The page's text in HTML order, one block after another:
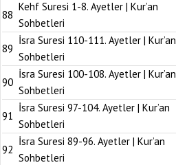
88
Kehf Suresi 1-8. Ayetler | Kur’an
Sohbetleri
89
İsra Suresi 110-111. Ayetler | Kur’an
Sohbetleri
90
İsra Suresi 100-108. Ayetler | Kur’an
Sohbetleri
91
İsra Suresi 97-104. Ayetler | Kur’an
Sohbetleri
92
İsra Suresi 89-96. Ayetler | Kur’an
Sohbetleri